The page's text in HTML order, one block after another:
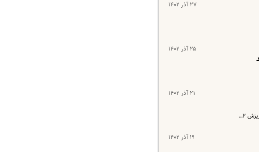
۲۷ آذر ۱۴۰۲
۲۵ آذر ۱۴۰۲
۲۱ آذر ۱۴۰۲
۱۹ آذر ۱۴۰۲